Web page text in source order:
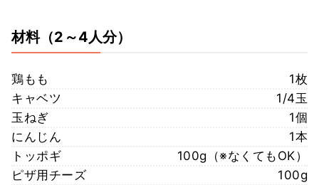
材料（2～4人分）
鶏もも
1枚
キャベツ
1/4玉
玉ねぎ
1個
にんじん
1本
トッポギ
100g（※なくてもOK）
ピザ用チーズ
100g